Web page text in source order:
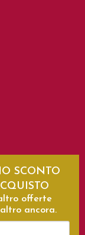
SCONTO
offerte
ancora.